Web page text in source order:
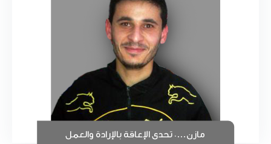
مازن…. تحدى الإعاقة بالإرادة والعمل